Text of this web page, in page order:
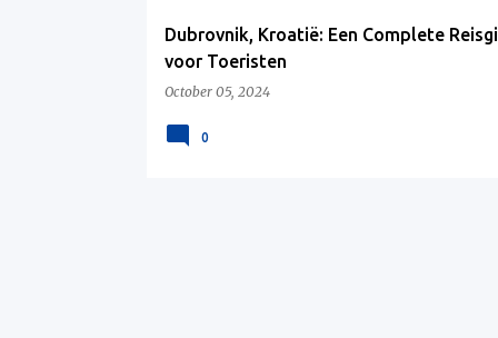
Dubrovnik, Kroatië: Een Complete
voor Toeristen
October 05, 2024
0